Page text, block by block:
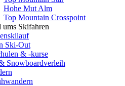
Hohe Mut Alm
Top Mountain Crosspoint
ums Skifahren
Ski-Out
& -kurse
Snowboardverleih